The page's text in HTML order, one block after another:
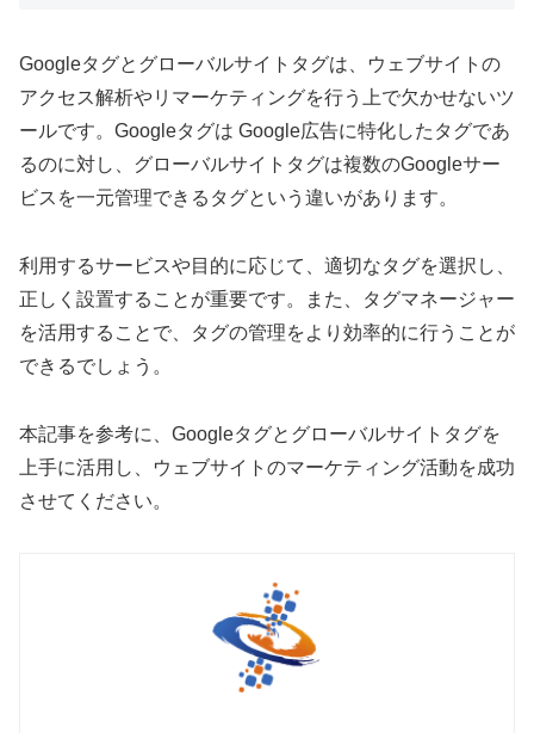
Googleタグとグローバルサイトタグは、ウェブサイトの
アクセス解析やリマーケティングを行う上で欠かせないツ
ールです。Googleタグは Google広告に特化したタグであ
るのに対し、グローバルサイトタグは複数のGoogleサー
ビスを一元管理できるタグという違いがあります。
利用するサービスや目的に応じて、適切なタグを選択し、
正しく設置することが重要です。また、タグマネージャー
を活用することで、タグの管理をより効率的に行うことが
できるでしょう。
本記事を参考に、Googleタグとグローバルサイトタグを
上手に活用し、ウェブサイトのマーケティング活動を成功
させてください。